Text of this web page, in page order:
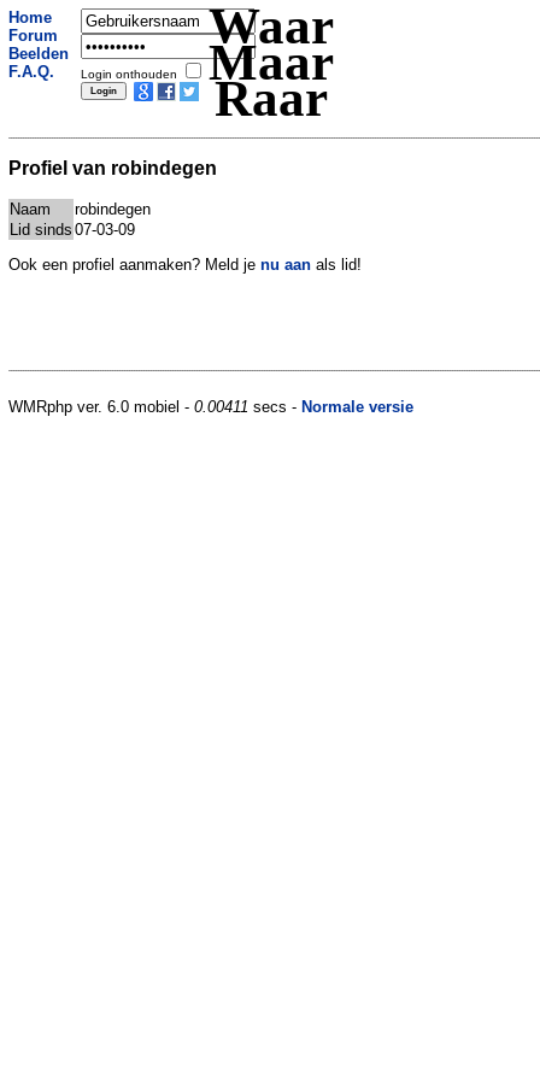
Home
Forum
Beelden
F.A.Q.
Login onthouden
Waar
Maar
Raar
Profiel van robindegen
Naam
robindegen
Lid sinds 07-03-09
Ook een profiel aanmaken? Meld je nu aan als lid!
WMRphp ver. 6.0 mobiel - 0.00411 secs - Normale versie